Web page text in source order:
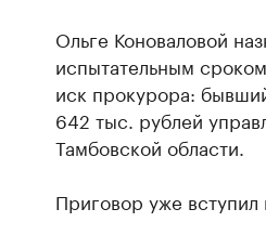
Ольге Коноваловой
испытательным
иск прокурора:
642 тыс. рублей
Тамбовской области.
Приговор уже вступил